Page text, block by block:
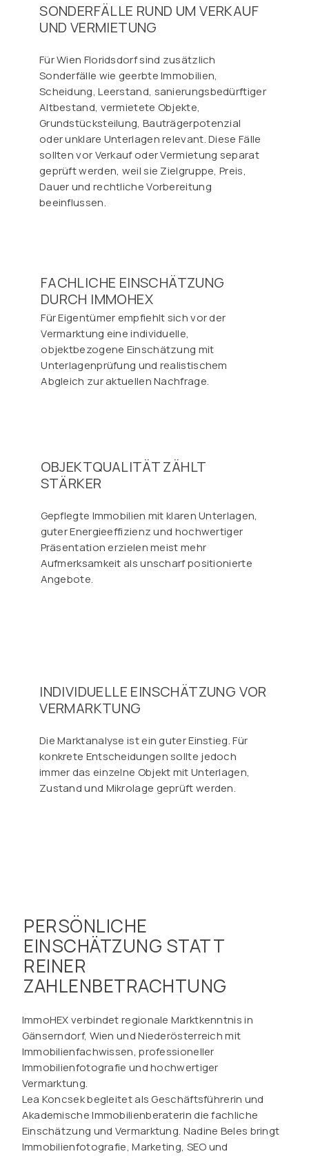
SONDERFÄLLE RUND UM VERKAUF
UND VERMIETUNG
Für Wien Floridsdorf sind zusätzlich
Sonderfälle wie geerbte Immobilien,
Scheidung, Leerstand, sanierungsbedürftiger
Altbestand, vermietete Objekte,
Grundstücksteilung, Bauträgerpotenzial
oder unklare Unterlagen relevant. Diese Fälle
sollten vor Verkauf oder Vermietung separat
geprüft werden, weil sie Zielgruppe, Preis,
Dauer und rechtliche Vorbereitung
beeinflussen.
OBJEKTQUALITÄT ZÄHLT
STÄRKER
Gepflegte Immobilien mit klaren Unterlagen,
guter Energieeffizienz und hochwertiger
Präsentation erzielen meist mehr
Aufmerksamkeit als unscharf positionierte
Angebote.
INDIVIDUELLE EINSCHÄTZUNG VOR
VERMARKTUNG
Die Marktanalyse ist ein guter Einstieg. Für
konkrete Entscheidungen sollte jedoch
immer das einzelne Objekt mit Unterlagen,
Zustand und Mikrolage geprüft werden.
FACHLICHE EINSCHÄTZUNG
DURCH IMMOHEX
Für Eigentümer empfiehlt sich vor der
Vermarktung eine individuelle,
objektbezogene Einschätzung mit
Unterlagenprüfung und realistischem
Abgleich zur aktuellen Nachfrage.
PERSÖNLICHE
EINSCHÄTZUNG STATT
REINER
ZAHLENBETRACHTUNG
ImmoHEX verbindet regionale Marktkenntnis in
Gänserndorf, Wien und Niederösterreich mit
Immobilienfachwissen, professioneller
Immobilienfotografie und hochwertiger
Vermarktung.
Lea Koncsek begleitet als Geschäftsführerin und
Akademische Immobilienberaterin die fachliche
Einschätzung und Vermarktung. Nadine Beles bringt
Immobilienfotografie, Marketing, SEO und